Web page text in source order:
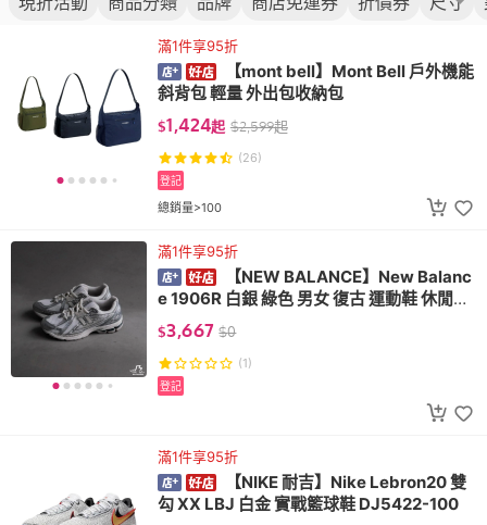
滿1件享95折
【mont bell】Mont Bell 戶外機能
斜背包 輕量 外出包收納包
$1,424起 $2,599起
(26)
總銷量>100
登記
滿1件享95折
【NEW BALANCE】New Balanc
e 1906R 白銀 綠色 男女 復古 運動鞋 休閒鞋
M1906REE
$3,667 $0
(1)
登記
滿1件享95折
【NIKE 耐吉】Nike Lebron20 雙
勾 XX LBJ 白金 實戰籃球鞋 DJ5422-100